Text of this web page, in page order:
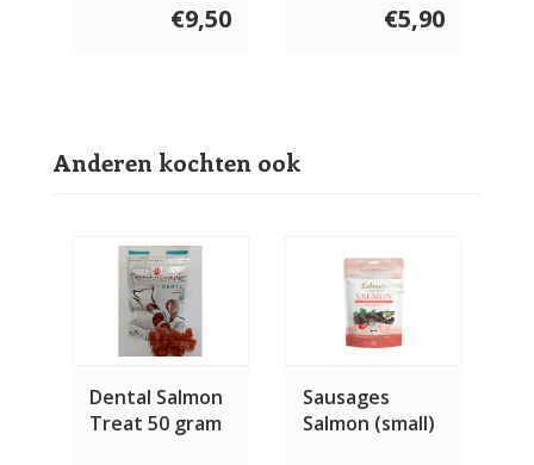
€9,50 €5,90
Anderen kochten ook
Dental Salmon
Treat 50 gram
Sausages
Salmon (small)